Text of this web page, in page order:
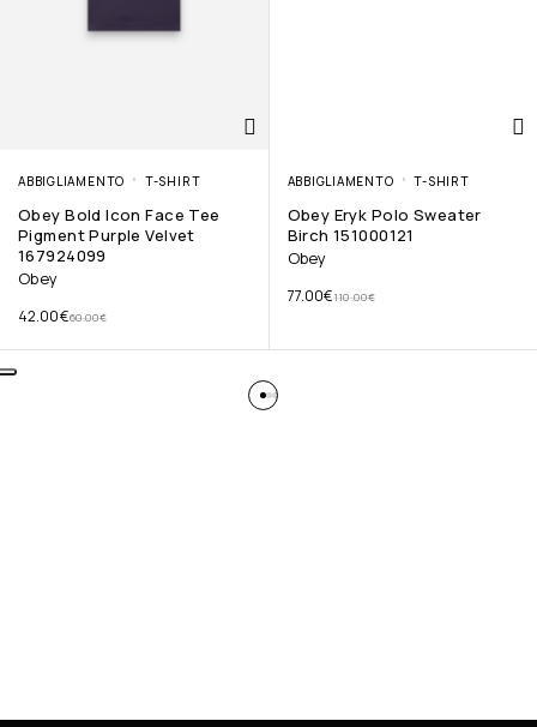
ABBIGLIAMENTO T-SHIRT
Obey Bold Icon Face Tee
Pigment Purple Velvet
167924099
Obey
60.00€
42.00€
ABBIGLIAMENTO T-SHIRT
Obey Eryk Polo Sweater
Birch 151000121
Obey
110.00€
77.00€